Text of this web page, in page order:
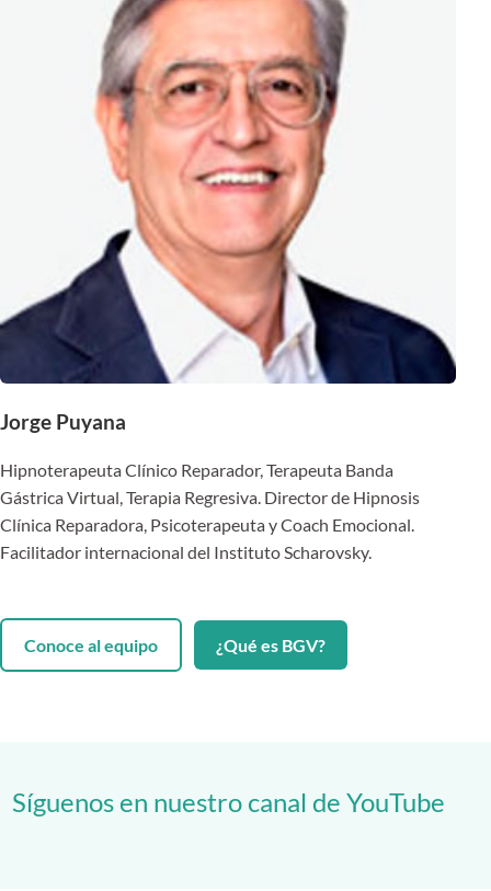
Jorge Puyana
Hipnoterapeuta Clínico Reparador, Terapeuta Banda
Gástrica Virtual, Terapia Regresiva. Director de Hipnosis
Clínica Reparadora, Psicoterapeuta y Coach Emocional.
Facilitador internacional del Instituto Scharovsky.
Conoce al equipo ¿Qué es BGV?
Síguenos en nuestro canal de YouTube